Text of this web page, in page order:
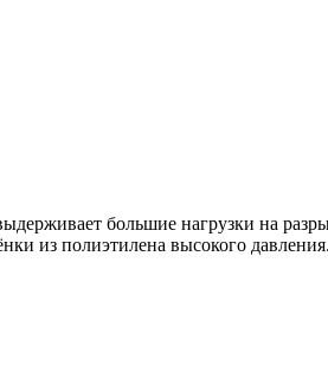
большие нагрузки на
из полиэтилена высокого давления.